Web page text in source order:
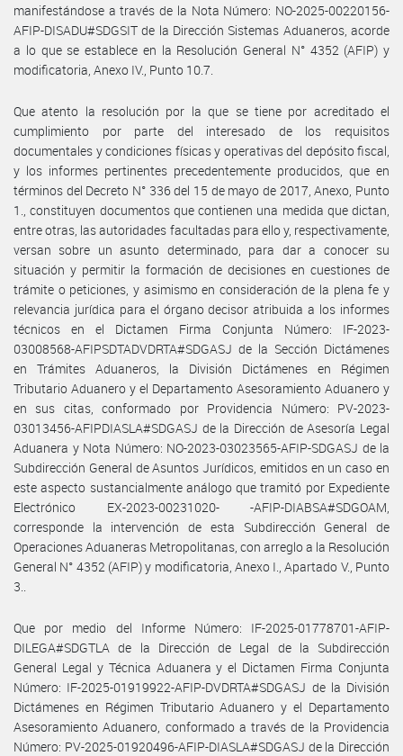
manifestándose a través de la Nota Número: NO-2025-00220156-
AFIP-DISADU#SDGSIT de la Dirección Sistemas Aduaneros, acorde
a lo que se establece en la Resolución General N° 4352 (AFIP) y
modificatoria, Anexo IV., Punto 10.7.
Que atento la resolución por la que se tiene por acreditado el
cumplimiento por parte del interesado de los requisitos
documentales y condiciones físicas y operativas del depósito fiscal,
y los informes pertinentes precedentemente producidos, que en
términos del Decreto N° 336 del 15 de mayo de 2017, Anexo, Punto
1., constituyen documentos que contienen una medida que dictan,
entre otras, las autoridades facultadas para ello y, respectivamente,
versan sobre un asunto determinado, para dar a conocer su
situación y permitir la formación de decisiones en cuestiones de
trámite o peticiones, y asimismo en consideración de la plena fe y
relevancia jurídica para el órgano decisor atribuida a los informes
técnicos en el Dictamen Firma Conjunta Número: IF-2023-
03008568-AFIPSDTADVDRTA#SDGASJ de la Sección Dictámenes
en Trámites Aduaneros, la División Dictámenes en Régimen
Tributario Aduanero y el Departamento Asesoramiento Aduanero y
en sus citas, conformado por Providencia Número: PV-2023-
03013456-AFIPDIASLA#SDGASJ de la Dirección de Asesoría Legal
Aduanera y Nota Número: NO-2023-03023565-AFIP-SDGASJ de la
Subdirección General de Asuntos Jurídicos, emitidos en un caso en
este aspecto sustancialmente análogo que tramitó por Expediente
Electrónico EX-2023-00231020- -AFIP-DIABSA#SDGOAM,
corresponde la intervención de esta Subdirección General de
Operaciones Aduaneras Metropolitanas, con arreglo a la Resolución
General N° 4352 (AFIP) y modificatoria, Anexo I., Apartado V., Punto
3..
Que por medio del Informe Número: IF-2025-01778701-AFIP-
DILEGA#SDGTLA de la Dirección de Legal de la Subdirección
General Legal y Técnica Aduanera y el Dictamen Firma Conjunta
Número: IF-2025-01919922-AFIP-DVDRTA#SDGASJ de la División
Dictámenes en Régimen Tributario Aduanero y el Departamento
Asesoramiento Aduanero, conformado a través de la Providencia
Número: PV-2025-01920496-AFIP-DIASLA#SDGASJ de la Dirección